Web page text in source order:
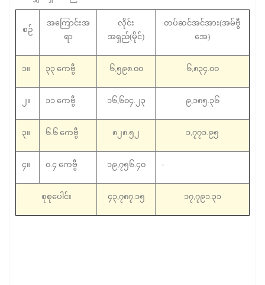
စဉ်
အကြောင်းအ
ရာ
လိုင်း
အရှည်(မိုင်)
တပ်ဆင်အင်အား(အမ်ဗွီ
အေ)
၁။ ၃၃ ကေဗွီ ၆,၅၉၈.၀၀ ၆,၈၃၄.၀၀
၂။ ၁၁ ကေဗွီ ၁၆,၆၀၄.၂၃ ၉,၁၈၅.၃၆
၃။ ၆.၆ ကေဗွီ ၈၂၈.၅၂ ၁,၇၇၁.၉၅
၄။ ၀.၄ ကေဗွီ ၁၉,၇၅၆.၄၀ -
စုစုပေါင်း ၄၃,၇၈၇.၁၅ ၁၇,၇၉၁.၃၁